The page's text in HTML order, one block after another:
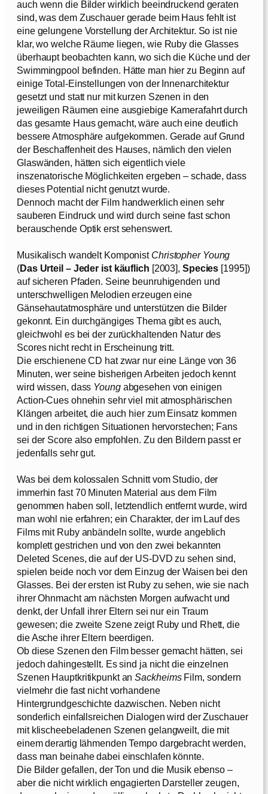
auch wenn die Bilder wirklich beeindruckend geraten
sind, was dem Zuschauer gerade beim Haus fehlt ist
eine gelungene Vorstellung der Architektur. So ist nie
klar, wo welche Räume liegen, wie Ruby die Glasses
überhaupt beobachten kann, wo sich die Küche und der
Swimmingpool befinden. Hätte man hier zu Beginn auf
einige Total-Einstellungen von der Innenarchitektur
gesetzt und statt nur mit kurzen Szenen in den
jeweiligen Räumen eine ausgiebige Kamerafahrt durch
das gesamte Haus gemacht, wäre auch eine deutlich
bessere Atmosphäre aufgekommen. Gerade auf Grund
der Beschaffenheit des Hauses, nämlich den vielen
Glaswänden, hätten sich eigentlich viele
inszenatorische Möglichkeiten ergeben – schade, dass
dieses Potential nicht genutzt wurde.
Dennoch macht der Film handwerklich einen sehr
sauberen Eindruck und wird durch seine fast schon
berauschende Optik erst sehenswert.
Musikalisch wandelt Komponist Christopher Young
(Das Urteil – Jeder ist käuflich [2003], Species [1995])
auf sicheren Pfaden. Seine beunruhigenden und
unterschwelligen Melodien erzeugen eine
Gänsehautatmosphäre und unterstützen die Bilder
gekonnt. Ein durchgängiges Thema gibt es auch,
gleichwohl es bei der zurückhaltenden Natur des
Scores nicht recht in Erscheinung tritt.
Die erschienene CD hat zwar nur eine Länge von 36
Minuten, wer seine bisherigen Arbeiten jedoch kennt
wird wissen, dass Youngabgesehen von einigen
Action-Cues ohnehin sehr viel mit atmosphärischen
Klängen arbeitet, die auch hier zum Einsatz kommen
und in den richtigen Situationen hervorstechen; Fans
sei der Score also empfohlen. Zu den Bildern passt er
jedenfalls sehr gut.
Was bei dem kolossalen Schnitt vom Studio, der
immerhin fast 70 Minuten Material aus dem Film
genommen haben soll, letztendlich entfernt wurde, wird
man wohl nie erfahren; ein Charakter, der im Lauf des
Films mit Ruby anbändeln sollte, wurde angeblich
komplett gestrichen und von den zwei bekannten
Deleted Scenes, die auf der US-DVD zu sehen sind,
spielen beide noch vor dem Einzug der Waisen bei den
Glasses. Bei der ersten ist Ruby zu sehen, wie sie nach
ihrer Ohnmacht am nächsten Morgen aufwacht und
denkt, der Unfall ihrer Eltern sei nur ein Traum
gewesen; die zweite Szene zeigt Ruby und Rhett, die
die Asche ihrer Eltern beerdigen.
Ob diese Szenen den Film besser gemacht hätten, sei
jedoch dahingestellt. Es sind ja nicht die einzelnen
Szenen Hauptkritikpunkt anSackheimsFilm, sondern
vielmehr die fast nicht vorhandene
Hintergrundgeschichte dazwischen. Neben nicht
sonderlich einfallsreichen Dialogen wird der Zuschauer
mit klischeebeladenen Szenen gelangweilt, die mit
einem derartig lähmenden Tempo dargebracht werden,
dass man beinahe dabei einschlafen könnte.
Die Bilder gefallen, der Ton und die Musik ebenso –
aber die nicht wirklich engagierten Darsteller zeugen,